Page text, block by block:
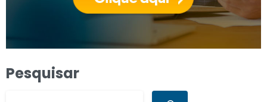
Pesquisar